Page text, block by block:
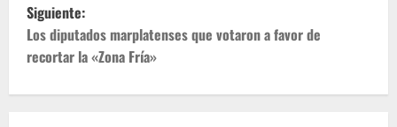
Siguiente:
Los diputados marplatenses que votaron a favor de
recortar la «Zona Fría»